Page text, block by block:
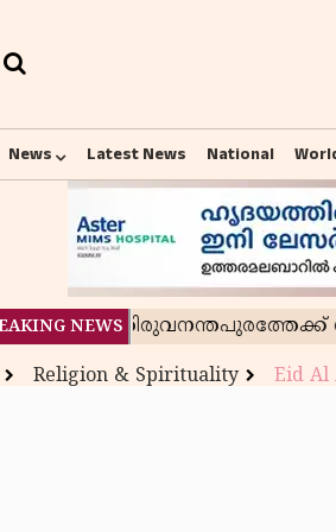
News Latest News National
Religion & Spirituality Eid Al